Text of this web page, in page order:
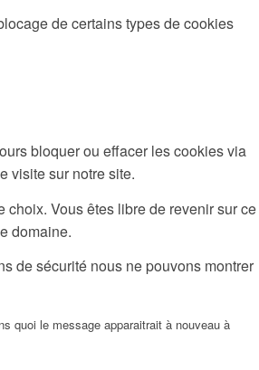
de certains types de cookies
bloquer ou effacer les cookies via
visite sur notre site.
Vous êtes libre de revenir sur ce
domaine.
de sécurité nous ne pouvons montrer
quoi le message apparaitrait à nouveau à